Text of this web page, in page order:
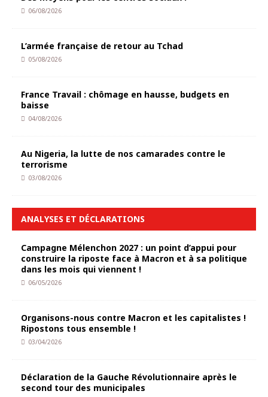
06/08/2026
L’armée française de retour au Tchad
05/08/2026
France Travail : chômage en hausse, budgets en
baisse
04/08/2026
Au Nigeria, la lutte de nos camarades contre le
terrorisme
03/08/2026
ANALYSES ET DÉCLARATIONS
Campagne Mélenchon 2027 : un point d’appui pour
construire la riposte face à Macron et à sa politique
dans les mois qui viennent !
06/05/2026
Organisons-nous contre Macron et les capitalistes !
Ripostons tous ensemble !
03/04/2026
Déclaration de la Gauche Révolutionnaire après le
second tour des municipales